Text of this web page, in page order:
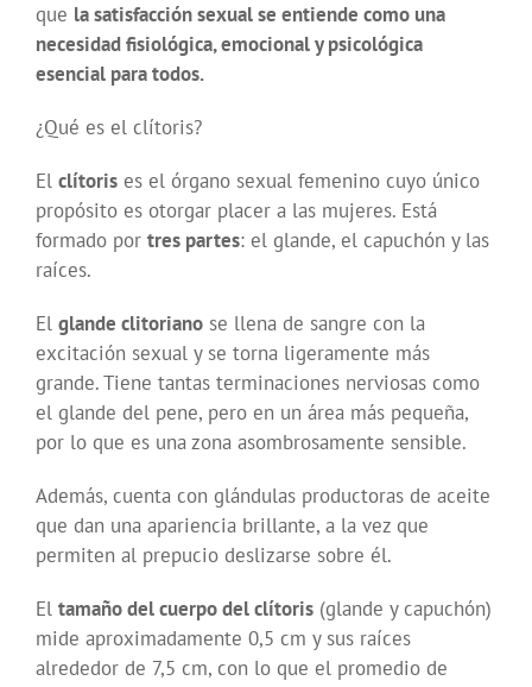
que la satisfacción sexual se entiende como una
necesidad fisiológica, emocional y psicológica
esencial para todos.
¿Qué es el clítoris?
El clítoris es el órgano sexual femenino cuyo único
propósito es otorgar placer a las mujeres. Está
formado por tres partes: el glande, el capuchón y las
raíces.
El glande clitoriano se llena de sangre con la
excitación sexual y se torna ligeramente más
grande. Tiene tantas terminaciones nerviosas como
el glande del pene, pero en un área más pequeña,
por lo que es una zona asombrosamente sensible.
Además, cuenta con glándulas productoras de aceite
que dan una apariencia brillante, a la vez que
permiten al prepucio deslizarse sobre él.
El tamaño del cuerpo del clítoris (glande y capuchón)
mide aproximadamente 0,5 cm y sus raíces
alrededor de 7,5 cm, con lo que el promedio de